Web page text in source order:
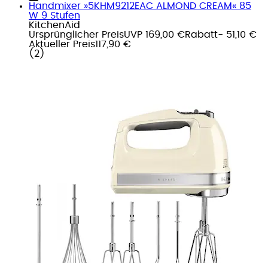
Handmixer »5KHM9212EAC ALMOND CREAM« 85
W 9 Stufen
KitchenAid
Ursprünglicher PreisUVP 169,00 €Rabatt- 51,10 €
Aktueller Preis117,90 €
( 2 )